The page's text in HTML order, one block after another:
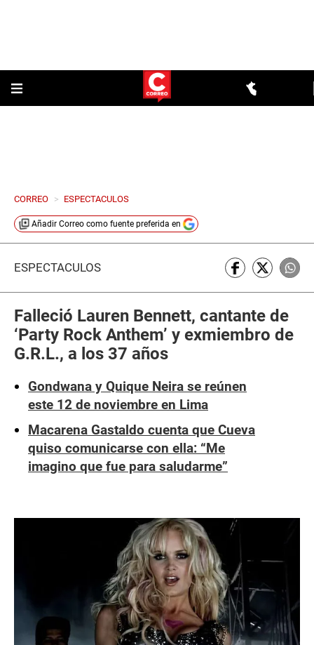
CORREO > ESPECTACULOS
Añadir Correo como fuente preferida en
ESPECTÁCULOS
Falleció Lauren Bennett, cantante de
‘Party Rock Anthem’ y exmiembro de
G.R.L., a los 37 años
Gondwana y Quique Neira se reúnen
este 12 de noviembre en Lima
Macarena Gastaldo cuenta que Cueva
quiso comunicarse con ella: “Me
imagino que fue para saludarme”